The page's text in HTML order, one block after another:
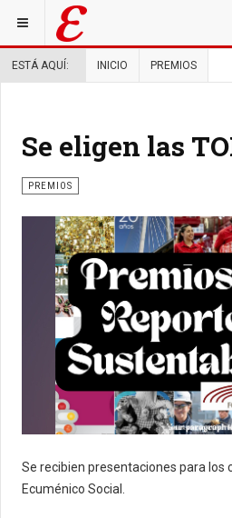
ESTÁ AQUÍ: INICIO PREMIOS
Se eligen las
PREMIOS
Se recibien presentaciones para los
Ecuménico Social.